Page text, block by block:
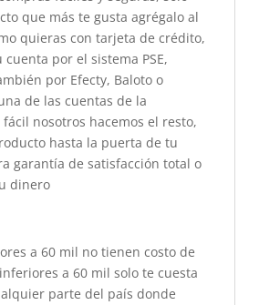
que más te gusta agrégalo al
quieras con tarjeta de crédito,
por el sistema PSE,
por Efecty, Baloto o
de las cuentas de la
nosotros hacemos el resto,
hasta la puerta de tu
garantía de satisfacción total o
dinero
a 60 mil no tienen costo de
a 60 mil solo te cuesta
parte del país donde